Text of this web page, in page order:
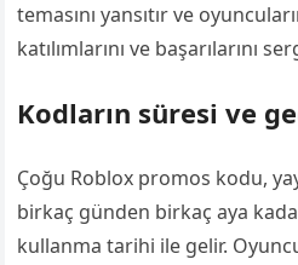
temasını yansıtır ve
katılımlarını ve başarılarını
Kodların süresi ve
Çoğu Roblox promos kodu,
birkaç günden birkaç aya
kullanma tarihi ile gelir.